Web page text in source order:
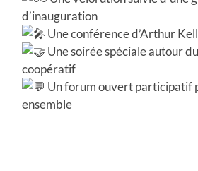
d’inauguration
Une conférence d’Arthur
Une soirée spéciale autour
coopératif
Un forum ouvert participatif
ensemble